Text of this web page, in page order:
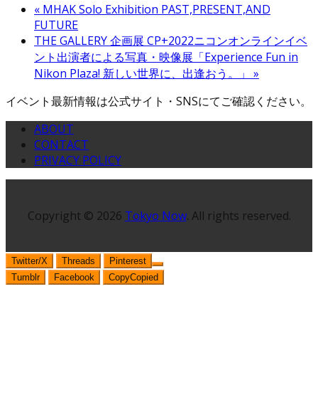
« MHAK Solo Exhibition PAST,PRESENT,AND
FUTURE
THE GALLERY 企画展 CP+2022ニコンオンラインイベ
ント出演者による写真・映像展「Experience Fun in
Nikon Plaza! 新しい世界に、出逢おう。」 »
イベント最新情報は公式サイト・SNSにてご確認ください。
ABOUT
CONTACT
PRIVACY POLICY
Copyright © 2026 Tokyo Now. All rights reserved.
Twitter/X Threads
Pinterest
Tumblr
Facebook CopyCopied